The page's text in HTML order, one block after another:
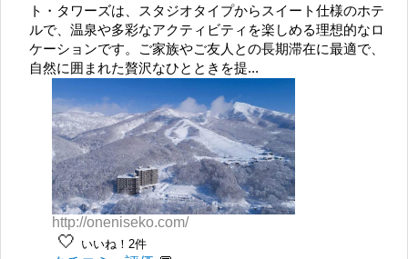
ト・タワーズは、スタジオタイプからスイート仕様のホテ
ルで、温泉や多彩なアクティビティを楽しめる理想的なロ
ケーションです。ご家族やご友人との長期滞在に最適で、
自然に囲まれた贅沢なひとときを提...
http://oneniseko.com/
🤍 いいね！2件